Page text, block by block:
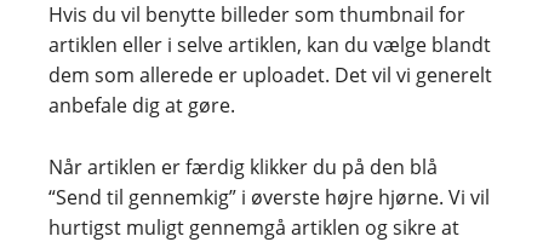
Hvis du vil benytte billeder som thumbnail for
artiklen eller i selve artiklen, kan du vælge blandt
dem som allerede er uploadet. Det vil vi generelt
anbefale dig at gøre.
Når artiklen er færdig klikker du på den blå
“Send til gennemkig” i øverste højre hjørne. Vi vil
hurtigst muligt gennemgå artiklen og sikre at